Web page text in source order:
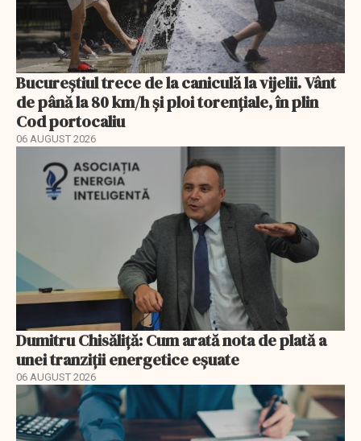
Bucureștiul trece de la caniculă la vijelii. Vânt
de până la 80 km/h și ploi torențiale, în plin
Cod portocaliu
06 AUGUST 2026
Dumitru Chisăliță: Cum arată nota de plată a
unei tranziții energetice eșuate
06 AUGUST 2026